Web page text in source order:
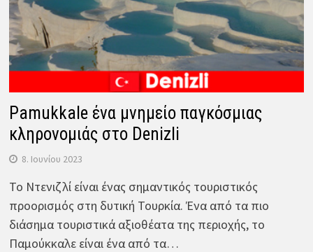
Pamukkale ένα μνημείο παγκόσμιας
κληρονομιάς στο Denizli
8. Ιουνίου 2023
Το Ντενιζλί είναι ένας σημαντικός τουριστικός
προορισμός στη δυτική Τουρκία. Ένα από τα πιο
διάσημα τουριστικά αξιοθέατα της περιοχής, το
Παμούκκαλε είναι ένα από τα…